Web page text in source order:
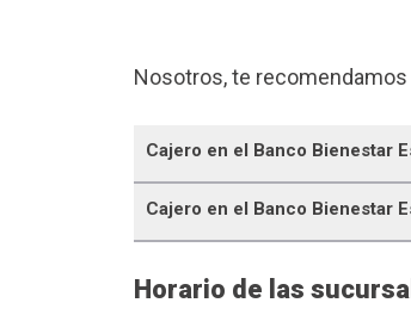
Nosotros, te
Cajero en el Banco Bienestar
Cajero en el Banco Bienestar
Horario de las